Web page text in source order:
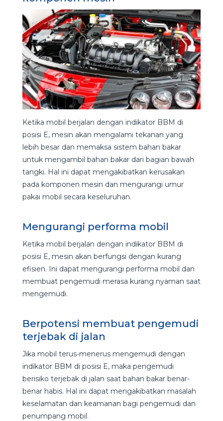
Ketika mobil berjalan dengan indikator BBM di
posisi E, mesin akan mengalami tekanan yang
lebih besar dan memaksa sistem bahan bakar
untuk mengambil bahan bakar dari bagian bawah
tangki. Hal ini dapat mengakibatkan kerusakan
pada komponen mesin dan mengurangi umur
pakai mobil secara keseluruhan.
Mengurangi performa mobil
Ketika mobil berjalan dengan indikator BBM di
posisi E, mesin akan berfungsi dengan kurang
efisien. Ini dapat mengurangi performa mobil dan
membuat pengemudi merasa kurang nyaman saat
mengemudi.
Berpotensi membuat pengemudi
terjebak di jalan
Jika mobil terus-menerus mengemudi dengan
indikator BBM di posisi E, maka pengemudi
berisiko terjebak di jalan saat bahan bakar benar-
benar habis. Hal ini dapat mengakibatkan masalah
keselamatan dan keamanan bagi pengemudi dan
penumpang mobil.